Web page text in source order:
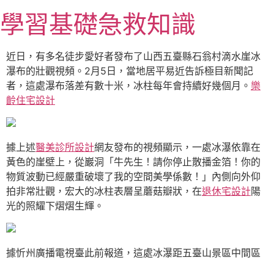
至
主
要
內
容
學習基礎急救知識
近日，有多名徒步愛好者發布了山西五臺縣石翁村滴水崖冰
瀑布的壯觀視頻。2月5日，當地居平易近告訴極目新聞記
者，這處瀑布落差有數十米，冰柱每年會持續好幾個月。 樂
齡住宅設計
據上述醫美診所設計網友發布的視頻顯示，一處冰瀑依靠在
黃色的崖壁上，從巖洞「牛先生！請你停止散播金箔！你的
物質波動已經嚴重破壞了我的空間美學係數！」內側向外仰
拍非常壯觀，宏大的冰柱表層呈蘑菇瓣狀，在退休宅設計陽
光的照耀下熠熠生輝。
據忻州廣播電視臺此前報道，這處冰瀑距五臺山景區中間區